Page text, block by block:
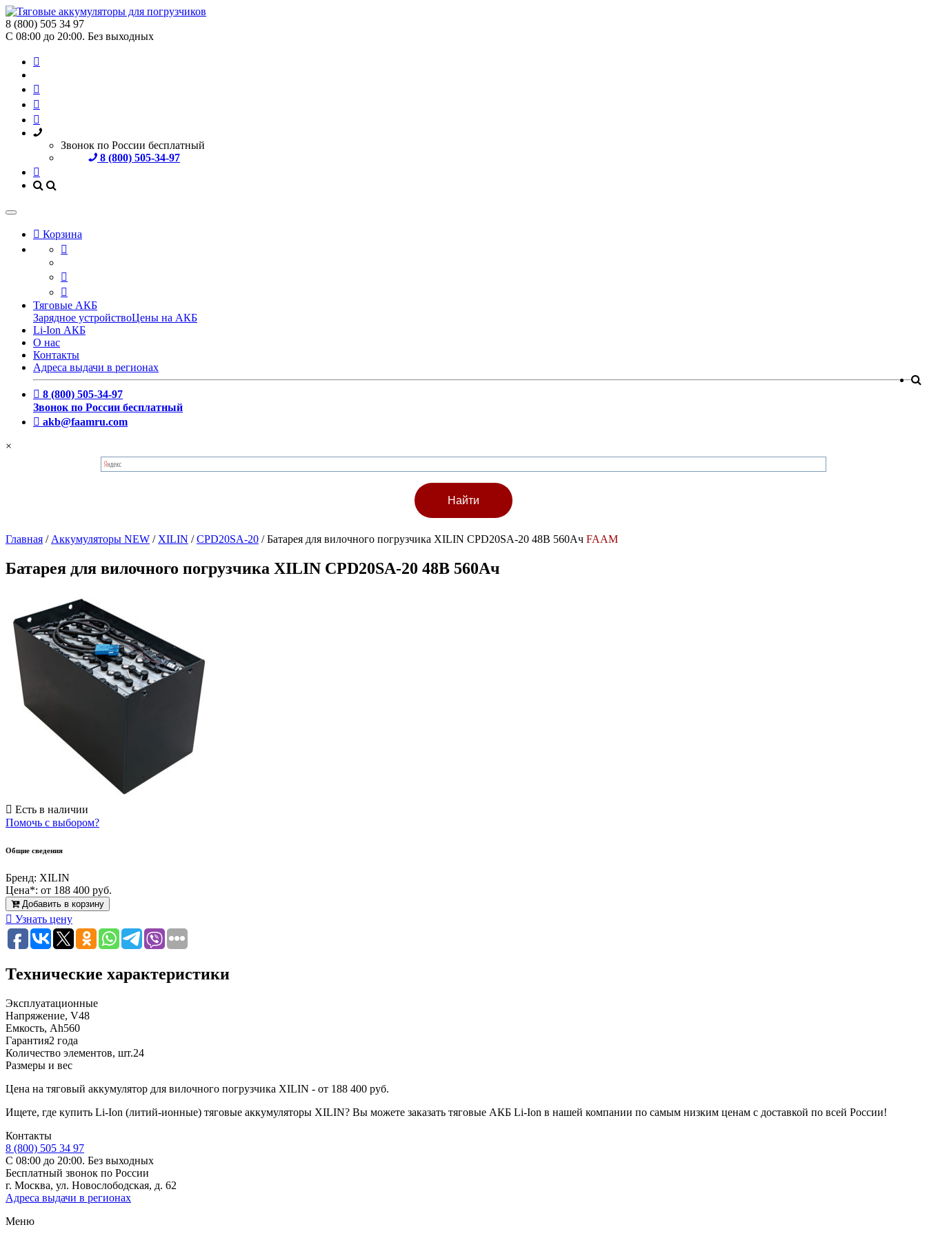
8 (800) 505 34 97
С 08:00 до 20:00. Без выходных
Звонок по России бесплатный
8 (800) 505-34-97
Корзина
Тяговые АКБ
Зарядное устройствоЦены на АКБ
Li-Ion АКБ
О нас
Контакты
Адреса выдачи в регионах
8 (800) 505-34-97
Звонок по России бесплатный
akb@faamru.com
×
Главная / Аккумуляторы NEW / XILIN /CPD20SA-20 /Батарея для вилочного погрузчика XILIN CPD20SA-20 48В 560Ач FAAM
Батарея для вилочного погрузчика XILIN CPD20SA-20 48В 560Ач
Есть в наличии
Помочь с выбором?
Общие сведения
Бренд: XILIN
Цена*: от 188 400 руб.
Добавить в корзину
Узнать цену
Технические характеристики
Эксплуатационные
Напряжение, V48
Емкость, Ah560
Гарантия2 года
Количество элементов, шт.24
Размеры и вес
Цена на тяговый аккумулятор для вилочного погрузчика XILIN - от 188 400 руб.
Ищете, где купить Li-Ion (литий-ионные) тяговые аккумуляторы XILIN? Вы можете заказать тяговые АКБ Li-Ion в нашей компании по самым низким ценам с доставкой по всей России!
Контакты
8 (800) 505 34 97
С 08:00 до 20:00. Без выходных
Бесплатный звонок по России
г. Москва, ул. Новослободская, д. 62
Адреса выдачи в регионах
Меню